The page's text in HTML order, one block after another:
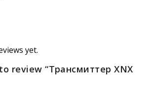
yet.
review “Трансмиттер XNX